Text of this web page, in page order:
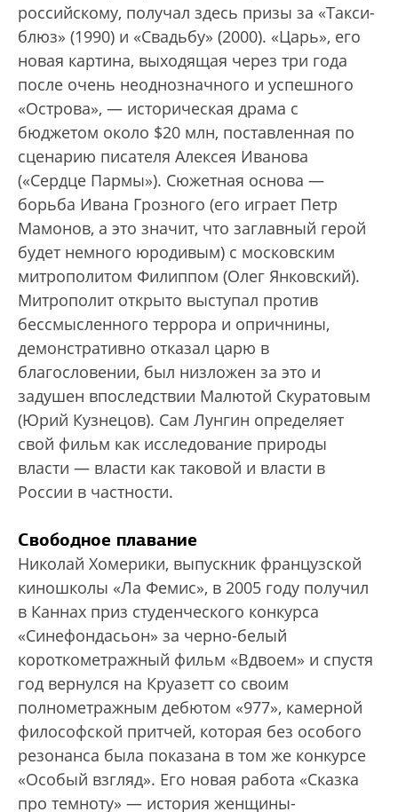
российскому, получал здесь призы за «Такси-
блюз» (1990) и «Свадьбу» (2000). «Царь», его
новая картина, выходящая через три года
после очень неоднозначного и успешного
«Острова», — историческая драма с
бюджетом около $20 млн, поставленная по
сценарию писателя Алексея Иванова
(«Сердце Пармы»). Сюжетная основа —
борьба Ивана Грозного (его играет Петр
Мамонов, а это значит, что заглавный герой
будет немного юродивым) с московским
митрополитом Филиппом (Олег Янковский).
Митрополит открыто выступал против
бессмысленного террора и опричнины,
демонстративно отказал царю в
благословении, был низложен за это и
задушен впоследствии Малютой Скуратовым
(Юрий Кузнецов). Сам Лунгин определяет
свой фильм как исследование природы
власти — власти как таковой и власти в
России в частности.
Свободное плавание
Николай Хомерики, выпускник французской
киношколы «Ла Фемис», в 2005 году получил
в Каннах приз студенческого конкурса
«Синефондасьон» за черно-белый
короткометражный фильм «Вдвоем» и спустя
год вернулся на Круазетт со своим
полнометражным дебютом «977», камерной
философской притчей, которая без особого
резонанса была показана в том же конкурсе
«Особый взгляд». Его новая работа «Сказка
про темноту» — история женщины-